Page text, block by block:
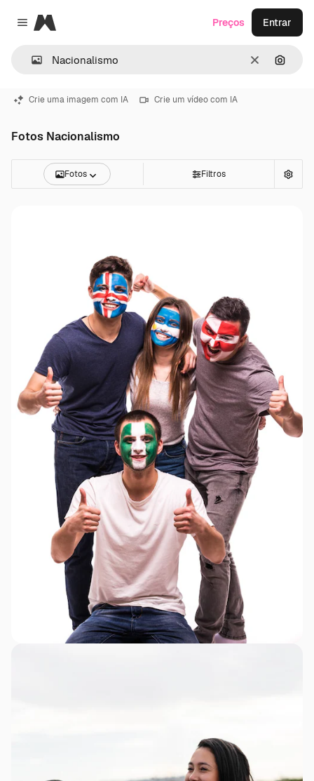
Close menu
Magnific
Limpar
Preços Entrar
Crie uma imagem com IA Crie um vídeo com IA
Fotos Nacionalismo
Fotos Filtros